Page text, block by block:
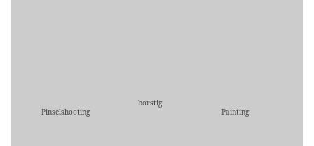
Pinselshooting
borstig
Painting